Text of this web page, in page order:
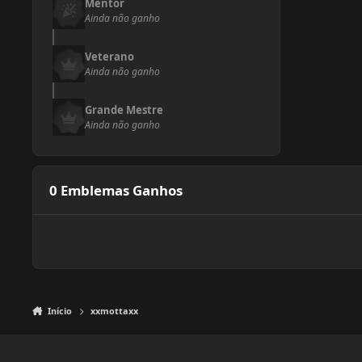
Mentor
Ainda não ganho
Veterano
Ainda não ganho
Grande Mestre
Ainda não ganho
0 Emblemas Ganhos
Início xxmottaxx